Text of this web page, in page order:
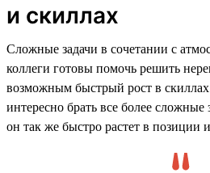
и скиллах
Сложные задачи в сочетании с
коллеги готовы помочь решить
возможным быстрый рост в
интересно брать все более сложные
он так же быстро растет в позиции